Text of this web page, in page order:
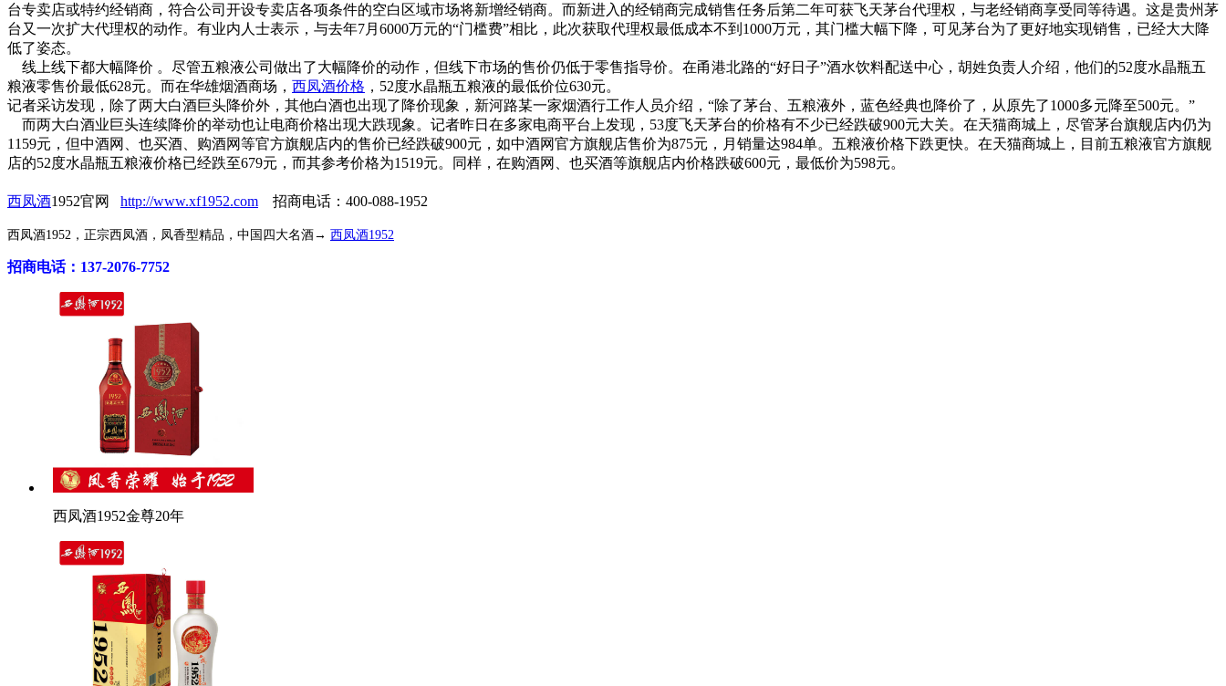
台专卖店或特约经销商，符合公司开设专卖店各项条件的空白区域市场将新增经销商。而新进入的经销商完成销售任务后第二年可获飞天茅台代理权，与老经销商享受同等待遇。 这是贵州茅
台又一次扩大代理权的动作。有业内人士表示，与去年7月6000万元的“门槛费”相比，此次获取代理权最低成本不到1000万元，其门槛大幅下降，可见茅台为了更好地实现销售，已经大大降
低了姿态。
线上线下都大幅降价 。 尽管五粮液公司做出了大幅降价的动作，但线下市场的售价仍低于零售指导价。在甬港北路的“好日子”酒水饮料配送中心，胡姓负责人介绍，他们的52度水晶瓶五
粮液零售价最低628元。而在华雄烟酒商场， 西凤酒价格 ，52度水晶瓶五粮液的最低价位630元。
记者采访发现，除了两大白酒巨头降价外，其他白酒也出现了降价现象，新河路某一家烟酒行工作人员介绍，“除了茅台、五粮液外，蓝色经典也降价了，从原先了1000多元降至500元。”
而两大白酒业巨头连续降价的举动也让电商价格出现大跌现象。 记者昨日在多家电商平台上发现，53度飞天茅台的价格有不少已经跌破900元大关。在天猫商城上，尽管茅台旗舰店内仍为
1159元，但中酒网、也买酒、购酒网等官方旗舰店内的售价已经跌破900元，如中酒网官方旗舰店售价为875元，月销量达984单。 五粮液价格下跌更快。在天猫商城上，目前五粮液官方旗舰
店的52度水晶瓶五粮液价格已经跌至679元，而其参考价格为1519元。同样，在购酒网、也买酒等旗舰店内价格跌破600元，最低价为598元。
西凤酒1952官网 http://www.xf1952.com 招商电话：400-088-1952
西凤酒1952，正宗西凤酒，凤香型精品，中国四大名酒→ 西凤酒1952
招商电话：137-2076-7752
西凤酒1952金尊20年